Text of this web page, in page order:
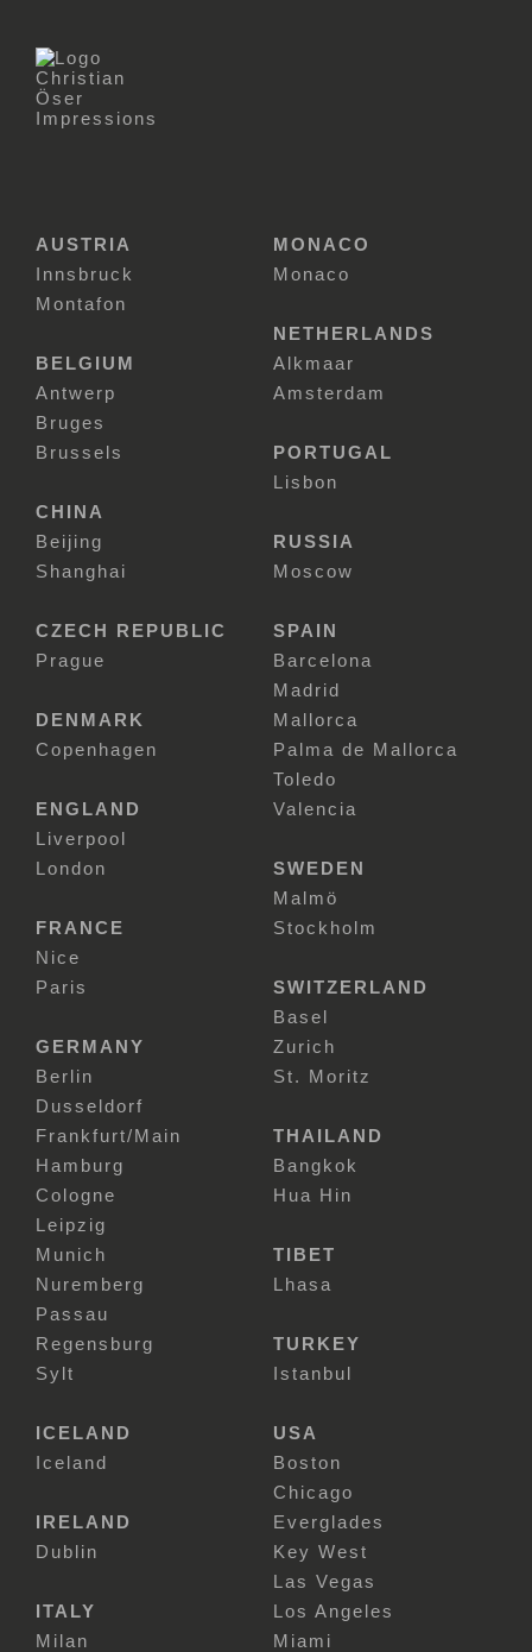
AUSTRIA
Innsbruck
Montafon
BELGIUM
Antwerp
Bruges
Brussels
CHINA
Beijing
Shanghai
CZECH REPUBLIC
Prague
DENMARK
Copenhagen
ENGLAND
Liverpool
London
FRANCE
Nice
Paris
GERMANY
Berlin
Dusseldorf
Frankfurt/Main
Hamburg
Cologne
Leipzig
Munich
Nuremberg
Passau
Regensburg
Sylt
ICELAND
Iceland
IRELAND
Dublin
ITALY
Milan
MONACO
Monaco
NETHERLANDS
Alkmaar
Amsterdam
PORTUGAL
Lisbon
RUSSIA
Moscow
SPAIN
Barcelona
Madrid
Mallorca
Palma de Mallorca
Toledo
Valencia
SWEDEN
Malmö
Stockholm
SWITZERLAND
Basel
Zurich
St. Moritz
THAILAND
Bangkok
Hua Hin
TIBET
Lhasa
TURKEY
Istanbul
USA
Boston
Chicago
Everglades
Key West
Las Vegas
Los Angeles
Miami